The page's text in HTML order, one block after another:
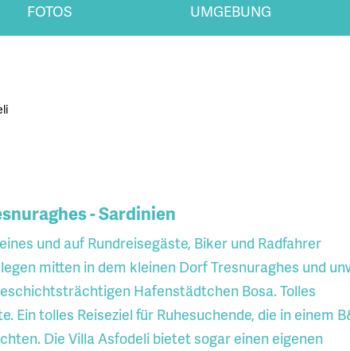
FOTOS UMGEBUNG
- Sardinien
und auf Rundreisegäste, Biker und Radfahrer
mitten in dem kleinen Dorf Tresnuraghes und
Hafenstädtchen Bosa. Tolles
Ein tolles Reiseziel für Ruhesuchende, die in einem
Die Villa Asfodeli bietet sogar einen eigenen